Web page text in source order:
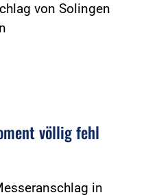
von Solingen
völlig fehl
in